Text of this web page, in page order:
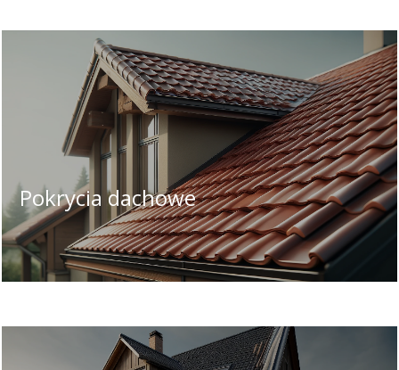
Pokrycia dachowe
Wybór odpowiedniego materiału i koloru
może znacząco wpłynąć na estetykę całej
konstrukcji